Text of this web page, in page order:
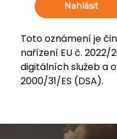
Nahlásit
Toto oznámení je
nařízení EU č.
digitálních služeb a
2000/31/ES (DSA).